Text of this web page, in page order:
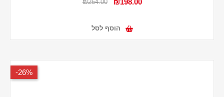
₪264.00
הוסף לסל
26%-